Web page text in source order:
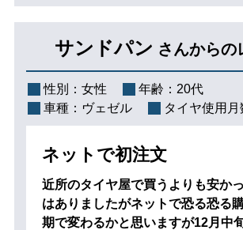
サンドパン さんからの
性別： 女性 年齢： 20代
車種： ヴェゼル タイヤ使用月
ネットで初注文
近所のタイヤ屋で買うよりも安か
はありましたがネットで恐る恐る
期で変わるかと思いますが12月中